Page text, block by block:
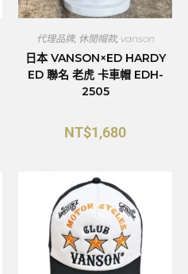
代理品牌, 休閒帽款, vanson
日本 VANSON×ED HARDY
ED 聯名 老虎 卡車帽 EDH-
2505
NT$1,680